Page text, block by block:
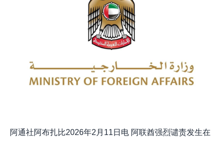
阿通社阿布扎比2026年2月11日电 阿联酋强烈谴责发生在